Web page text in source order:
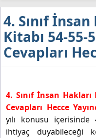
4. Sınıf
Kitabı 54-55-
Cevapları
4. Sınıf İnsan Hakları
Cevapları Hecce
yılı konusu
ihtiyaç duyabileceği